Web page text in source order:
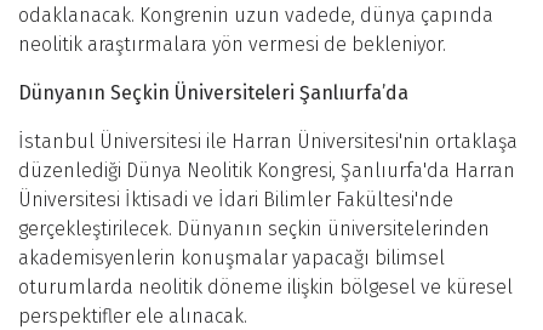
odaklanacak. Kongrenin uzun vadede, dünya çapında
neolitik araştırmalara yön vermesi de bekleniyor.
Dünyanın Seçkin Üniversiteleri Şanlıurfa’da
İstanbul Üniversitesi ile Harran Üniversitesi'nin ortaklaşa
düzenlediği Dünya Neolitik Kongresi, Şanlıurfa'da Harran
Üniversitesi İktisadi ve İdari Bilimler Fakültesi'nde
gerçekleştirilecek. Dünyanın seçkin üniversitelerinden
akademisyenlerin konuşmalar yapacağı bilimsel
oturumlarda neolitik döneme ilişkin bölgesel ve küresel
perspektifler ele alınacak.